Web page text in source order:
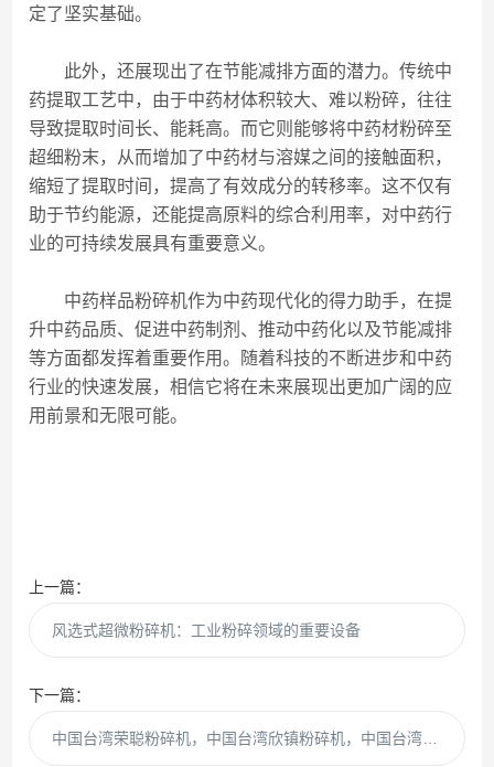
定了坚实基础。
此外，还展现出了在节能减排方面的潜力。传统中
药提取工艺中，由于中药材体积较大、难以粉碎，往往
导致提取时间长、能耗高。而它则能够将中药材粉碎至
超细粉末，从而增加了中药材与溶媒之间的接触面积，
缩短了提取时间，提高了有效成分的转移率。这不仅有
助于节约能源，还能提高原料的综合利用率，对中药行
业的可持续发展具有重要意义。
中药样品粉碎机作为中药现代化的得力助手，在提
升中药品质、促进中药制剂、推动中药化以及节能减排
等方面都发挥着重要作用。随着科技的不断进步和中药
行业的快速发展，相信它将在未来展现出更加广阔的应
用前景和无限可能。
上一篇：
风选式超微粉碎机：工业粉碎领域的重要设备
下一篇：